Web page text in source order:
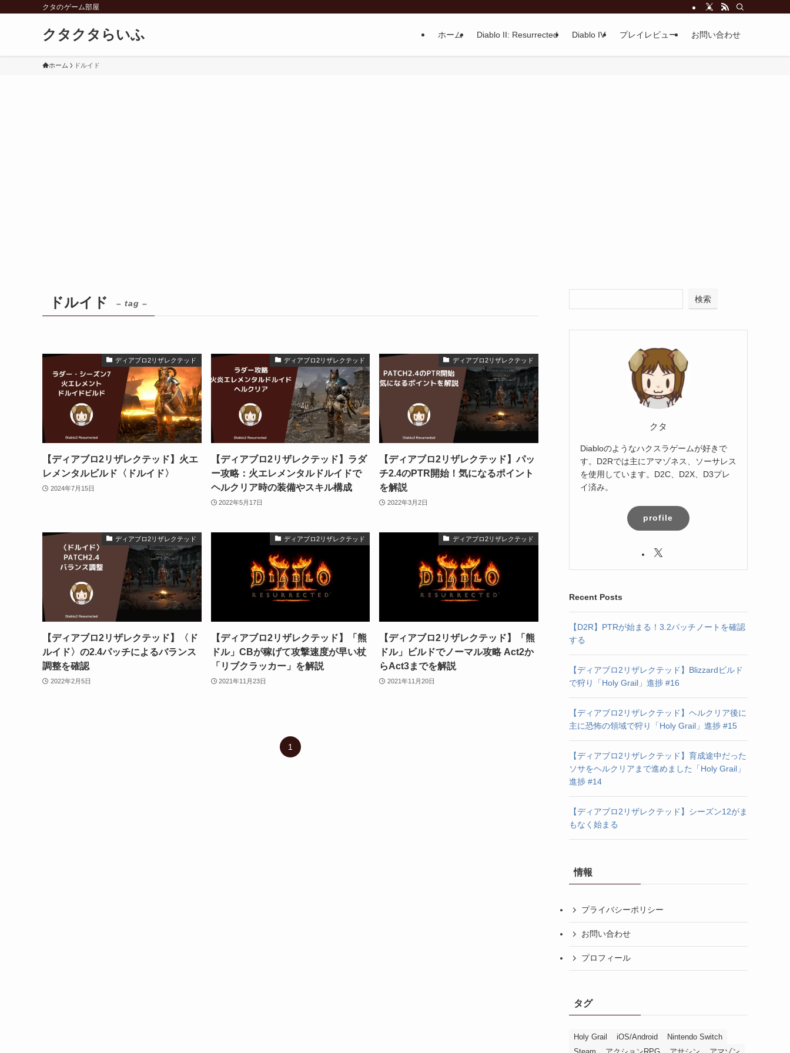
クタのゲーム部屋
クタクタらいふ ホーム Diablo II: Resurrected Diablo IV プレイレビュー お問い合わせ
ホーム ドルイド
ドルイド – tag –
ディアブロ2リザレクテッド
【ディアブロ2リザレクテッド】火エ
レメンタルビルド〈ドルイド〉
2024年7月15日
ディアブロ2リザレクテッド
【ディアブロ2リザレクテッド】ラダ
ー攻略：火エレメンタルドルイドで
ヘルクリア時の装備やスキル構成
2022年5月17日
ディアブロ2リザレクテッド
【ディアブロ2リザレクテッド】パッ
チ2.4のPTR開始！気になるポイント
を解説
2022年3月2日
ディアブロ2リザレクテッド
【ディアブロ2リザレクテッド】〈ド
ルイド〉の2.4パッチによるバランス
調整を確認
2022年2月5日
ディアブロ2リザレクテッド
【ディアブロ2リザレクテッド】「熊
ドル」CBが稼げて攻撃速度が早い杖
「リブクラッカー」を解説
2021年11月23日
ディアブロ2リザレクテッド
【ディアブロ2リザレクテッド】「熊
ドル」ビルドでノーマル攻略 Act2か
らAct3までを解説
2021年11月20日
1
検索
クタ
Diabloのようなハクスラゲームが好きで
す。D2Rでは主にアマゾネス、ソーサレス
を使用しています。D2C、D2X、D3プレ
イ済み。
profile
Recent Posts
【D2R】PTRが始まる！3.2パッチノートを確認
する
【ディアブロ2リザレクテッド】Blizzardビルド
で狩り「Holy Grail」進捗 #16
【ディアブロ2リザレクテッド】ヘルクリア後に
主に恐怖の領域で狩り「Holy Grail」進捗 #15
【ディアブロ2リザレクテッド】育成途中だった
ソサをヘルクリアまで進めました「Holy Grail」
進捗 #14
【ディアブロ2リザレクテッド】シーズン12がま
もなく始まる
情報
プライバシーポリシー
お問い合わせ
プロフィール
タグ
Holy Grail iOS/Android
Nintendo Switch